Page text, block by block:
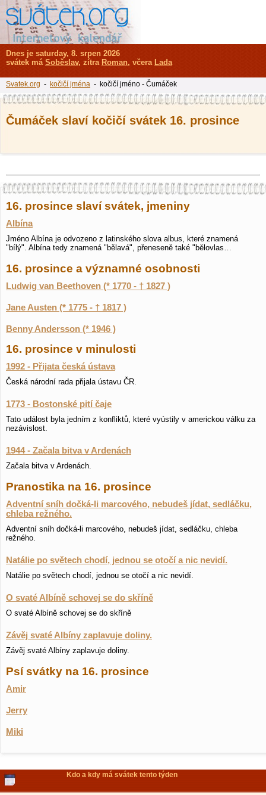
Čumáček slaví kočičí svátek 16. prosince
16. prosince slaví svátek, jmeniny
Albína
Jméno Albína je odvozeno z latinského slova albus, které znamená
"bílý". Albína tedy znamená "bělavá", přeneseně také "bělovlas…
16. prosince a významné osobnosti
Ludwig van Beethoven (* 1770 - † 1827 )
Jane Austen (* 1775 - † 1817 )
Benny Andersson (* 1946 )
16. prosince v minulosti
1992 - Přijata česká ústava
Česká národní rada přijala ústavu ČR.
1773 - Bostonské pití čaje
Tato událost byla jedním z konfliktů, které vyústily v americkou válku za
nezávislost.
1944 - Začala bitva v Ardenách
Začala bitva v Ardenách.
Pranostika na 16. prosince
Adventní sníh dočká-li marcového, nebudeš jídat, sedláčku,
chleba režného.
Adventní sníh dočká-li marcového, nebudeš jídat, sedláčku, chleba
režného.
Natálie po světech chodí, jednou se otočí a nic nevidí.
Natálie po světech chodí, jednou se otočí a nic nevidí.
O svaté Albíně schovej se do skříně
O svaté Albíně schovej se do skříně
Závěj svaté Albíny zaplavuje doliny.
Závěj svaté Albíny zaplavuje doliny.
Psí svátky na 16. prosince
Amir
Jerry
Miki
Kdo a kdy má svátek tento týden
Dnes je saturday, 8. srpen 2026
svátek má Soběslav, zítra Roman, včera Lada
Svatek.org - kočičí jména - kočičí jméno - Čumáček